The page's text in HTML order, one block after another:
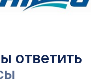
ответить